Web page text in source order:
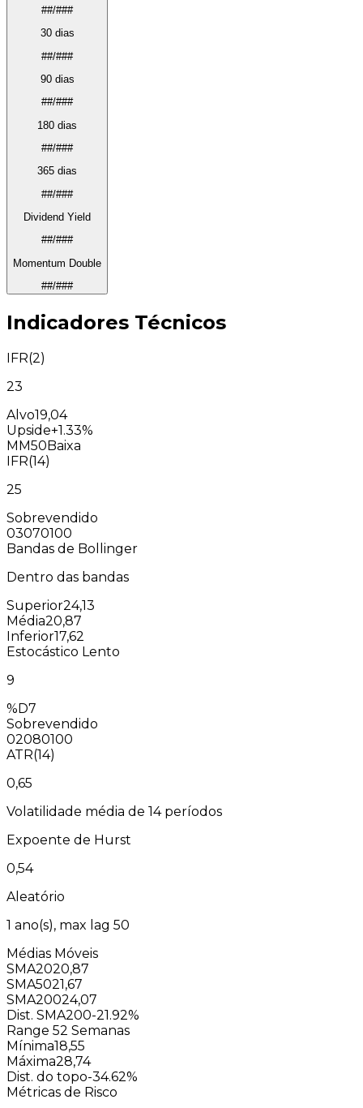
##/###
30 dias
##/###
90 dias
##/###
180 dias
##/###
365 dias
##/###
Dividend Yield
##/###
Momentum Double
##/###
Indicadores Técnicos
IFR(2)
23
Alvo19,04
Upside+1.33%
MM50Baixa
IFR(14)
25
Sobrevendido
03070100
Bandas de Bollinger
Dentro das bandas
Superior24,13
Média20,87
Inferior17,62
Estocástico Lento
9
%D7
Sobrevendido
02080100
ATR(14)
0,65
Volatilidade média de 14 períodos
Expoente de Hurst
0,54
Aleatório
1 ano(s), max lag 50
Médias Móveis
SMA2020,87
SMA5021,67
SMA20024,07
Dist. SMA200-21.92%
Range 52 Semanas
Mínima18,55
Máxima28,74
Dist. do topo-34.62%
Métricas de Risco